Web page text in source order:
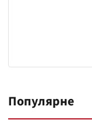
Популярне